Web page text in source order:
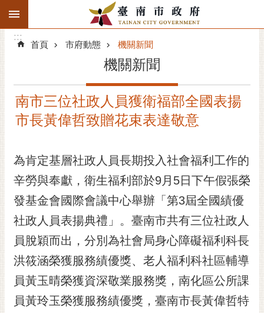
跳到主要內容區塊
搜
階
精彩府城
市府團隊
主題服務
市政資訊
市民互動
黃
偉
哲
:::
:::
首頁 市府動態 機關新聞
機關新聞
南市三位社政人員獲衛福部全國表揚
市長黃偉哲致贈花束表達敬意
為肯定基層社政人員長期投入社會福利工作的
辛勞與奉獻，衛生福利部於9月5日下午假張榮
發基金會國際會議中心舉辦「第3屆全國績優
社政人員表揚典禮」。臺南市共有三位社政人
員脫穎而出，分別為社會局身心障礙福利科長
洪筱涵榮獲服務績優獎、老人福利科社區輔導
員黃玉晴榮獲資深敬業服務獎，南化區公所課
員黃玲玉榮獲服務績優獎，臺南市長黃偉哲特